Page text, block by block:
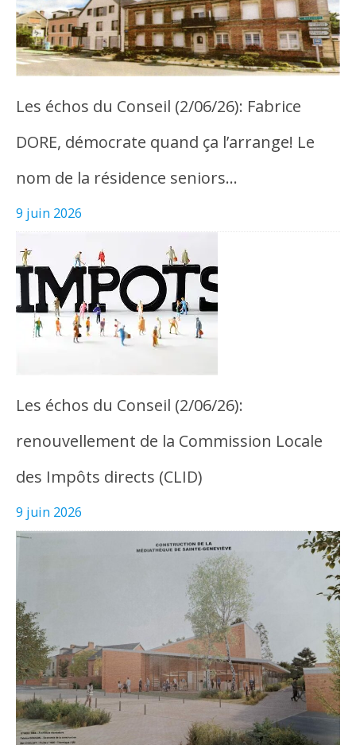
Les échos du Conseil (2/06/26): Fabrice
DORE, démocrate quand ça l’arrange! Le
nom de la résidence seniors…
9 juin 2026
Les échos du Conseil (2/06/26):
renouvellement de la Commission Locale
des Impôts directs (CLID)
9 juin 2026